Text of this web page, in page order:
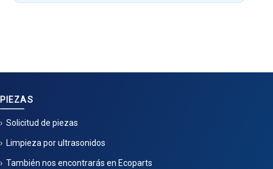
PIEZAS
Solicitud de piezas
Limpieza por ultrasonidos
También nos encontrarás en Ecoparts